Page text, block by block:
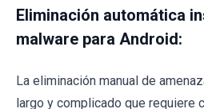
Eliminación automática
malware para Android:
La eliminación manual de
largo y complicado que requiere